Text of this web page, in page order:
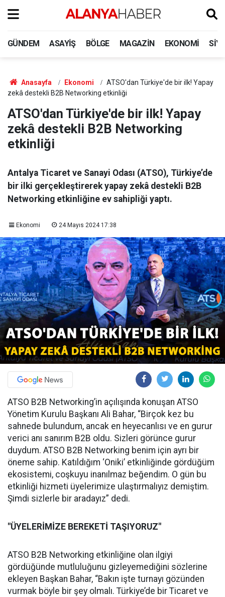
GÜNDEM ASAYIŞ BÖLGE MAGAZIN EKONOMI
Anasayfa Ekonomi
ATSO'dan Türkiye'de bir ilk! Yapay
zekâ destekli B2B Networking etkinliği
ATSO'dan Türkiye'de bir ilk! Yapay
zekâ destekli B2B Networking
etkinliği
Antalya Ticaret ve Sanayi Odası (ATSO), Türkiye’de
bir ilki gerçekleştirerek yapay zekâ destekli B2B
Networking etkinliğine ev sahipliği yaptı.
Ekonomi 24 Mayıs 2024 17:38
ATSO B2B Networking’in açılışında konuşan ATSO
Yönetim Kurulu Başkanı Ali Bahar, “Birçok kez bu
sahnede bulundum, ancak en heyecanlısı ve en gurur
verici anı sanırım B2B oldu. Sizleri görünce gurur
duydum. ATSO B2B Networking benim için ayrı bir
öneme sahip. Katıldığım ‘Oniki’ etkinliğinde gördüğüm
ekosistemi, coşkuyu inanılmaz beğendim. O gün bu
etkinliği hizmeti üyelerimize ulaştırmalıyız demiştim.
Şimdi sizlerle bir aradayız” dedi.
"ÜYELERİMİZE BEREKETİ TAŞIYORUZ"
ATSO B2B Networking etkinliğine olan ilgiyi
gördüğünde mutluluğunu gizleyemediğini sözlerine
ekleyen Başkan Bahar, “Bakın işte turnayı gözünden
vurmak böyle bir şey olmalı. Türkiye’de bir Ticaret ve